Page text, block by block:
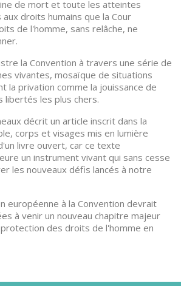
de mort et toute les atteintes
droits humains que la Cour
de l'homme, sans relâche, ne
la Convention à travers une série de
vivantes, mosaïque de situations
la privation comme la jouissance de
les plus chers.
décrit un article inscrit dans la
corps et visages mis en lumière
livre ouvert, car ce texte
un instrument vivant qui sans cesse
les nouveaux défis lancés à notre
européenne à la Convention devrait
à venir un nouveau chapitre majeur
des droits de l'homme en